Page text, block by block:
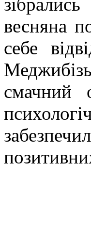
весняна
себе
смачний